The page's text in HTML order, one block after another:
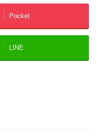
Pocket
LINE